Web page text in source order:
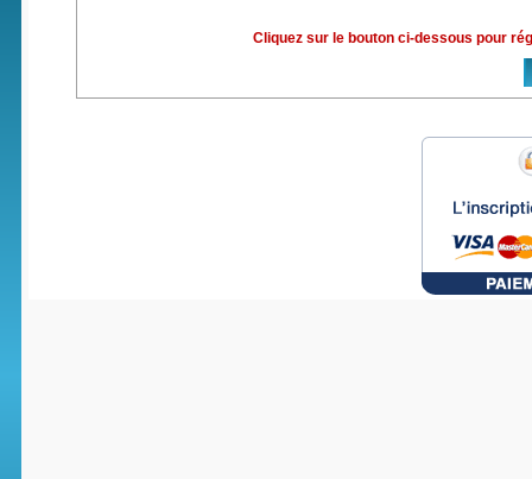
Cliquez sur le bouton ci-dessous pour